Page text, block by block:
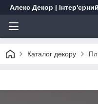
Алекс Декор |
Каталог декору